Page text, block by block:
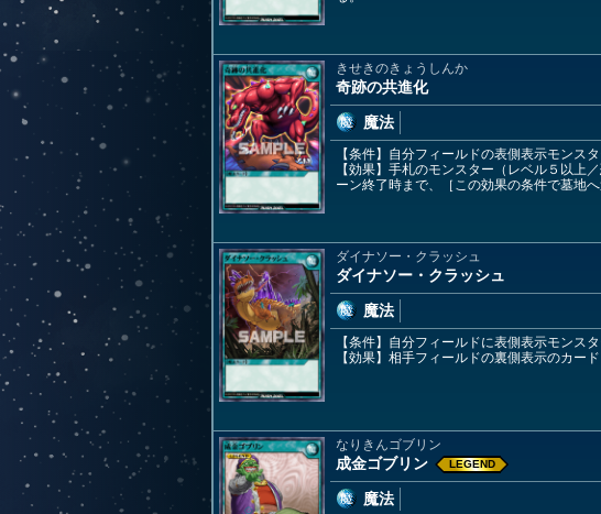
きせきのきょうしんか
奇跡の共進化
魔法
【条件】自分フィールドの表側表示モンス
【効果】手札のモンスター（レベル５以上
ーン終了時まで、［この効果の条件で墓地
ダイナソー・クラッシュ
ダイナソー・クラッシュ
魔法
【条件】自分フィールドに表側表示モンス
【効果】相手フィールドの裏側表示のカー
なりきんゴブリン
成金ゴブリン LEGEND
魔法